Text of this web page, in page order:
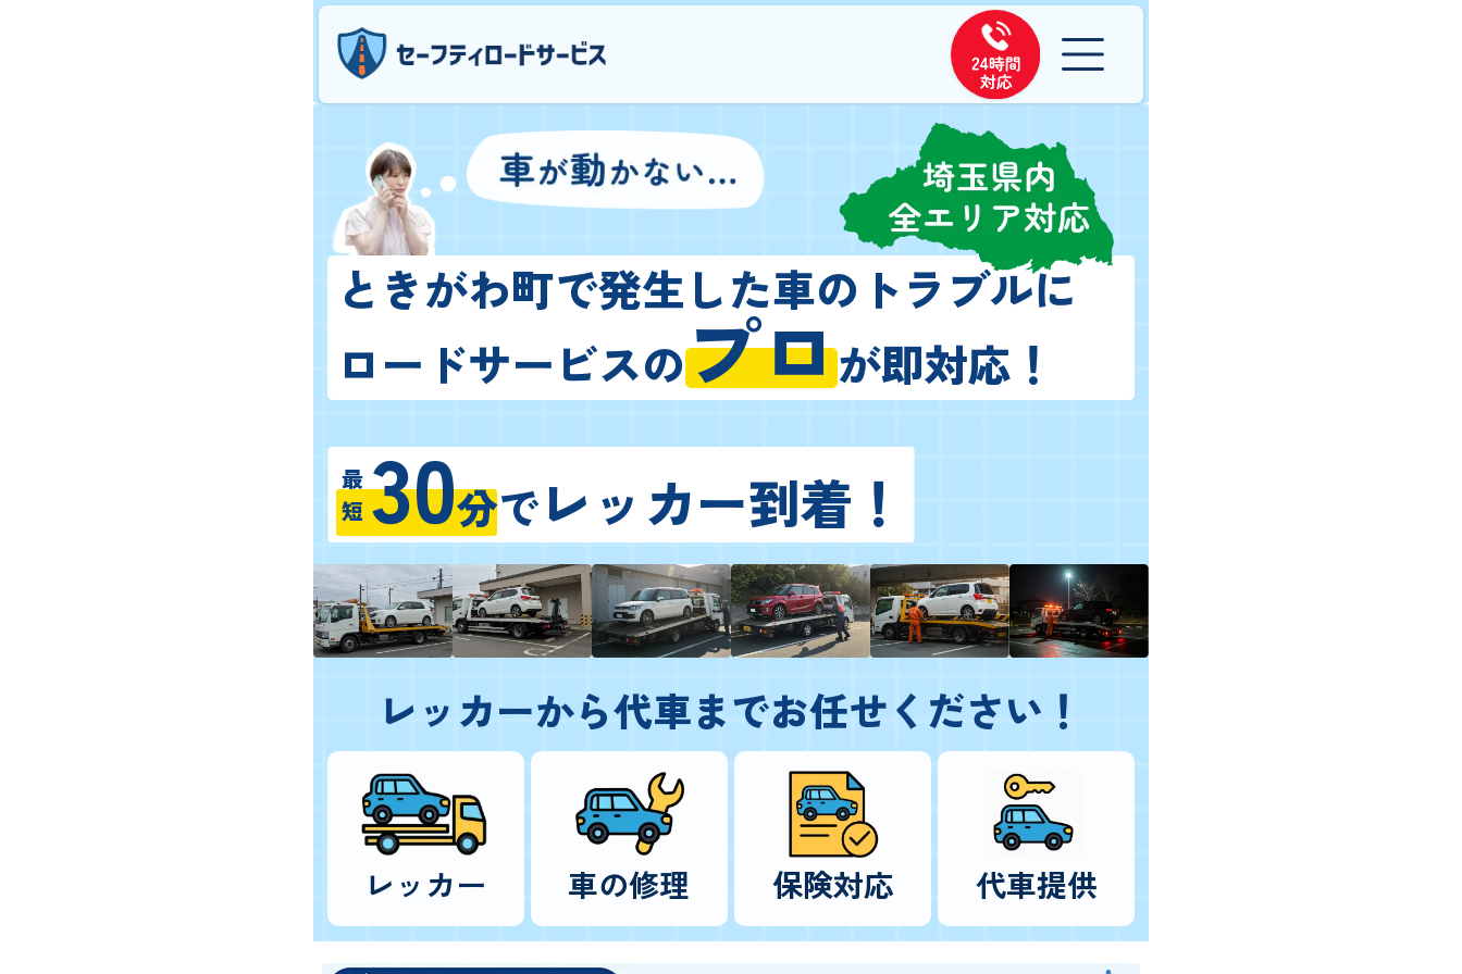
ときがわ町で発生した車のトラブルに
ロードサービスのプロが即対応！
最短30分でレッカー到着！
レッカーから代車までお任せください！
レッカー 車の修理 保険対応 代車提供